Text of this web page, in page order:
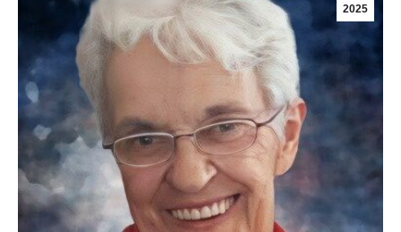
2025